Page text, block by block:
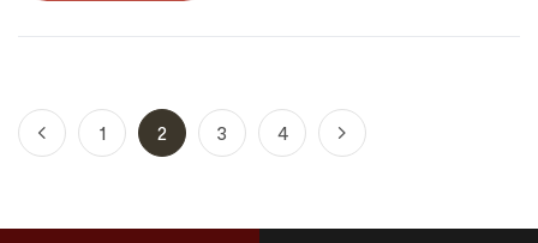
1 2 3 4